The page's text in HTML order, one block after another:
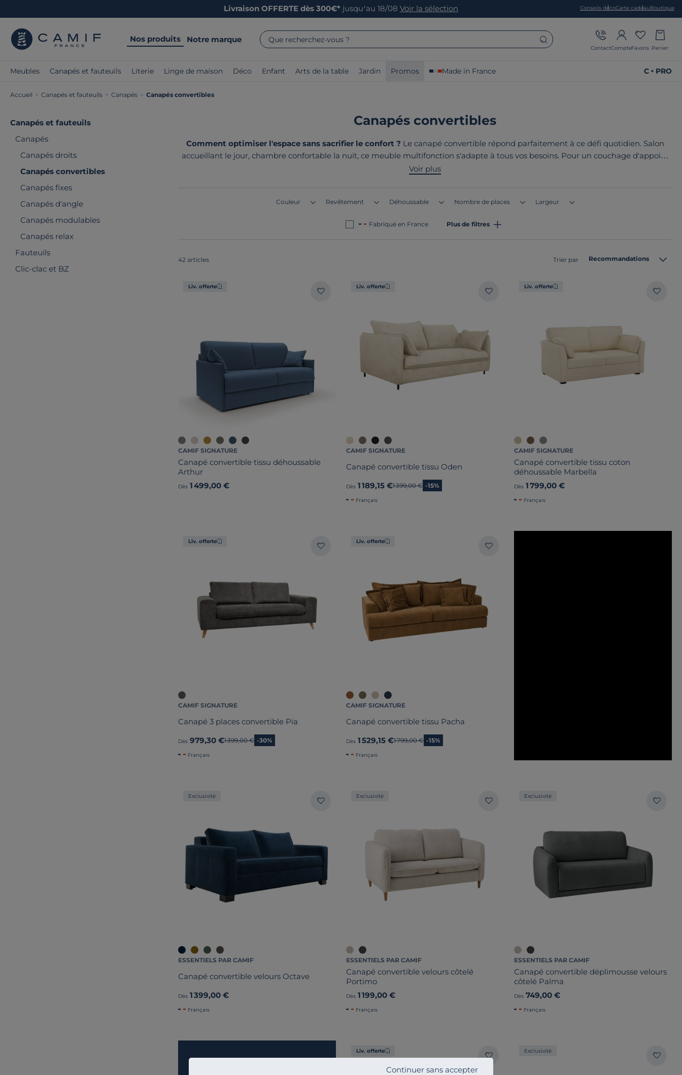
Continuer sans accepter
Livraison OFFERTE dès 300€* jusqu’au 18/08 Voir la sélection Conseils décoCarte cadeauBoutique
Nos produits Notre marque Que recherchez-vous ?
ContactCompteFavoris Panier
Meubles Canapés et fauteuils Literie Linge de maison Déco Enfant Arts de la table Jardin Promos Made in France C • PRO
Accueil > Canapés et fauteuils > Canapés > Canapés convertibles
Canapés et fauteuils
Canapés
Canapés droits
Canapés convertibles
Canapés fixes
Canapés d'angle
Canapés modulables
Canapés relax
Fauteuils
Clic-clac et BZ
Canapés convertibles
Comment optimiser l'espace sans sacrifier le confort ? Le canapé convertible répond parfaitement à ce défi quotidien. Salon
accueillant le jour, chambre confortable la nuit, ce meuble multifonction s'adapte à tous vos besoins. Pour un couchage d'appoint
fabriqués en France et en Europe
Voir plus
Couleur Revêtement Déhoussable Nombre de places Largeur
Fabriqué en France Plus de filtres
42 articles Trier par Recommandations
Liv. offerte
CAMIF SIGNATURE
Canapé convertible tissu déhoussable
Arthur
Dès 1 499,00 €
Liv. offerte
CAMIF SIGNATURE
Canapé convertible tissu Oden
Dès 1 189,15 €Ancien prix
1 399,00 € -15%
Français
Liv. offerte
CAMIF SIGNATURE
Canapé convertible tissu coton
déhoussable Marbella
Dès 1 799,00 €
Français
Liv. offerte
CAMIF SIGNATURE
Canapé 3 places convertible Pia
Dès 979,30 €Ancien prix
1 399,00 € -30%
Français
Liv. offerte
CAMIF SIGNATURE
Canapé convertible tissu Pacha
Dès 1 529,15 €Ancien prix
1 799,00 € -15%
Français
Exclusivité
ESSENTIELS PAR CAMIF
Canapé convertible velours Octave
Dès 1 399,00 €
Français
Exclusivité
ESSENTIELS PAR CAMIF
Canapé convertible velours côtelé
Portimo
Dès 1 199,00 €
Français
Exclusivité
ESSENTIELS PAR CAMIF
Canapé convertible déplimousse velours
côtelé Palma
Dès 749,00 €
Français
Liv. offerte Exclusivité